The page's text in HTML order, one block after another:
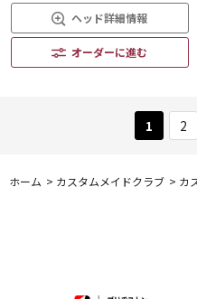
ヘッド詳細情報
オーダーに進む
1 2
ホーム > カスタムメイドクラブ > カ